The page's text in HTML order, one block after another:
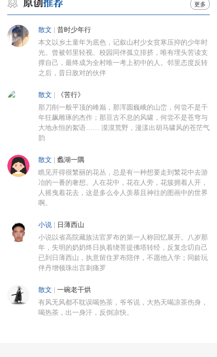
更多
散文 昔时少年行
本文以乡土童年为底色，记叙山村少女贫寒压抑的少年时
光。曾被邻里轻视、校园同伴孤立排挤，唯有埋头苦读支
撑自己，最终成为全村唯一考上初中的人。邻里态度反转
之后，昔日敌对的伙伴
散文 《苦行》
那刀削一般平顶的峰巅，那浑圆巍峨的山峦，何尝不是千
年狂飙雕琢的杰作；那亘古不息的风啸，何尝不是苍穹与
大地永恒的絮语…… 漠漠荒野，漫漾出胡马啸风的苍茫气
韵
散文 蠡湖一隅
瞧见开得很繁丽的花丛，总是有一种想要走到繁花中去游
冶的一番的奢想。人在花中，花在人旁，花簇拥着人开，
人摇曳着花去，这是多么令人羡慕且神往的图画中的世界
啊。
小说 日薄西山
小说以省高院藏族法官罗布的第一人称回忆展开。八岁那
年，失明的奶奶终日执着绕菩提佛塔转经，反复念叨自己
已到日薄西山，执意留住罗布陪伴，不愿他入学；同龄玩
伴丹增顿珠出言刺痛罗
散文 一碗老干烘
有风无风都不耽误喝热茶，爷爷说，大热天喝凉茶伤身，
喝热茶，出一身汗，反倒凉快。